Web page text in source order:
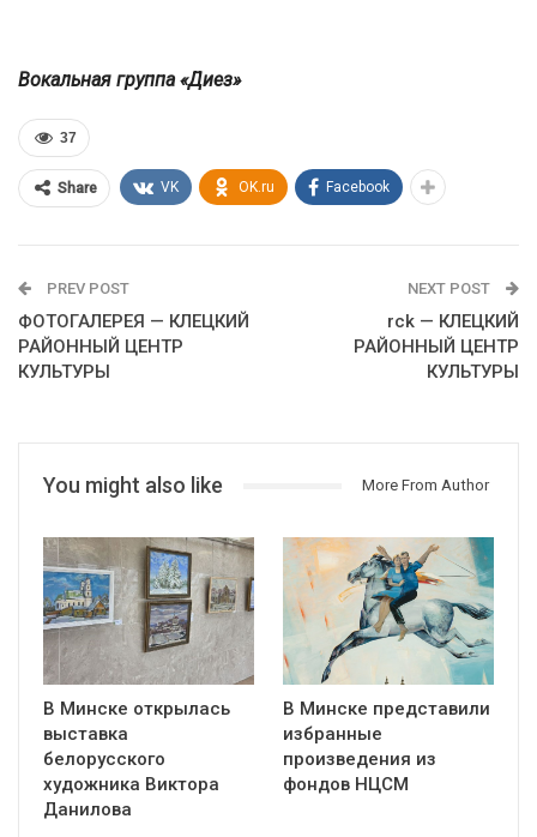
Вокальная группа «Диез»
37
Share VK OK.ru Facebook
PREV POST
ФОТОГАЛЕРЕЯ — КЛЕЦКИЙ
РАЙОННЫЙ ЦЕНТР
КУЛЬТУРЫ
NEXT POST
rck — КЛЕЦКИЙ
РАЙОННЫЙ ЦЕНТР
КУЛЬТУРЫ
You might also like More From Author
В Минске открылась
выставка
белорусского
художника Виктора
Данилова
В Минске представили
избранные
произведения из
фондов НЦСМ